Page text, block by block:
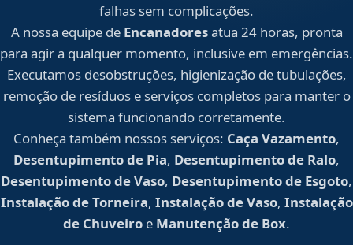
falhas sem complicações.
A nossa equipe de Encanadoresatua 24 horas, pronta
para agir a qualquer momento, inclusive em emergências.
Executamos desobstruções, higienização de tubulações,
remoção de resíduos e serviços completos para manter o
sistema funcionando corretamente.
Conheça também nossos serviços: Caça Vazamento,
Desentupimento de Pia, Desentupimento de Ralo,
Desentupimento de Vaso, Desentupimento de Esgoto,
Instalação de Torneira, Instalação de Vaso, Instalação
de Chuveiro e Manutenção de Box.